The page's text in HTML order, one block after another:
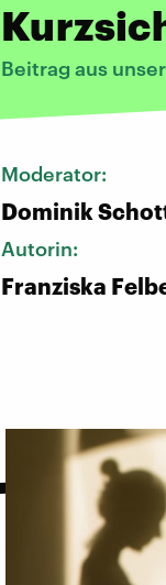
Beitrag aus
Moderator:
Dominik
Autorin:
Franziska